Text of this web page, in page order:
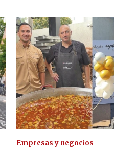
Empresas y negocios